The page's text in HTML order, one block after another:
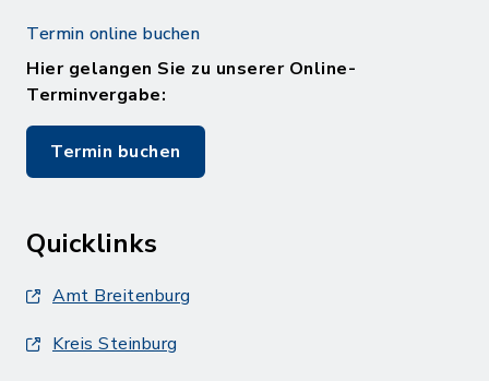
Termin online buchen
Hier gelangen Sie zu unserer Online-
Terminvergabe:
Termin buchen
Quicklinks
Amt Breitenburg
Kreis Steinburg